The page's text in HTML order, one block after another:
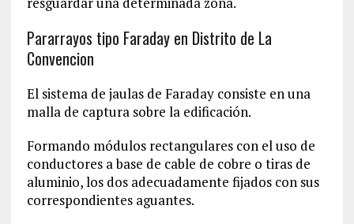
Pararrayos tipo Faraday en Distrito de La
Convencion‎
El sistema de jaulas de Faraday consiste en una
malla de captura sobre la edificación.
Formando módulos rectangulares con el uso de
conductores a base de cable de cobre o tiras de
aluminio, los dos adecuadamente fijados con sus
correspondientes aguantes.